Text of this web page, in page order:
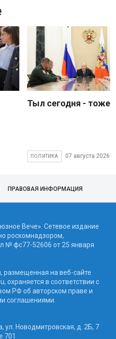
Тыл сегодня - тоже
ПОЛИТИКА 07 августа 2026
ПРАВОВАЯ ИНФОРМАЦИЯ
Вече». Сетевое издание
роскомнадзором,
№ фc77-52606 от 25 января
размещенная на веб-сайте
охраняется в соответствии с
РФ об авторском праве и
соглашениями.
ул. Новодмитровская, д. 2Б, 7
701